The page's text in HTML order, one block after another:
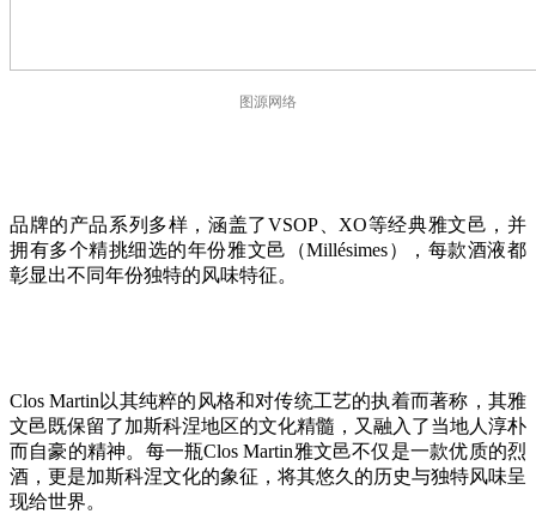
图源网络
品牌的产品系列多样，涵盖了VSOP、XO等经典雅文邑，并
拥有多个精挑细选的年份雅文邑（Millésimes），每款酒液都
彰显出不同年份独特的风味特征。
Clos Martin以其纯粹的风格和对传统工艺的执着而著称，其雅
文邑既保留了加斯科涅地区的文化精髓，又融入了当地人淳朴
而自豪的精神。每一瓶Clos Martin雅文邑不仅是一款优质的烈
酒，更是加斯科涅文化的象征，将其悠久的历史与独特风味呈
现给世界。